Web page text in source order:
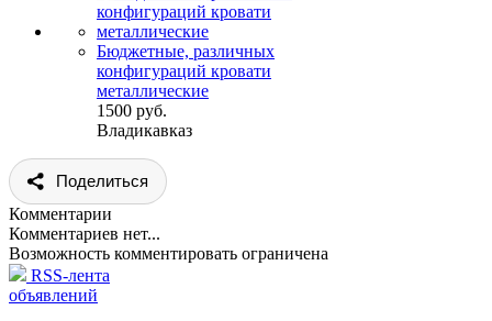
Бюджетные, различных
конфигураций кровати
металлические
1500 руб.
Владикавказ
Поделиться
Комментарии
Комментариев нет...
Возможность комментировать ограничена
RSS-лента
объявлений